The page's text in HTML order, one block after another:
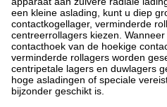
een kleine aslading, kunt u diep
contactkogellager, verminderde
centreerrollagers kiezen.
contacthoek van de hoekige
verminderde rollagers worden
centripetale lagers en duwlagers
hoge asladingen of speciale
bijzonder geschikt is.